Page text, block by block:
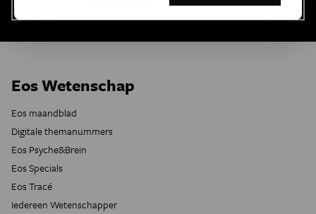
Eos Wetenschap
Eos maandblad
Digitale themanummers
Eos Psyche&Brein
Eos Specials
Eos Tracé
Iedereen Wetenschapper